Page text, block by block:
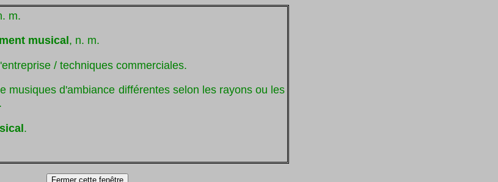
m.
musical, n. m.
/ techniques commerciales.
musiques d'ambiance différentes selon les rayons ou les
.